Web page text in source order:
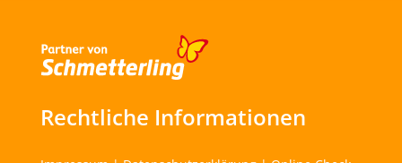
Rechtliche Informationen